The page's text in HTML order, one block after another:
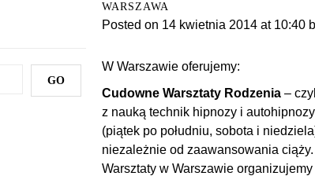
WARSZAWA
Posted on 14 kwietnia 2014 at 10:40
W Warszawie oferujemy:
Cudowne Warsztaty Rodzenia –
z nauką technik hipnozy i
(piątek po południu, sobota i
niezależnie od zaawansowania ciąży.
Warsztaty w Warszawie